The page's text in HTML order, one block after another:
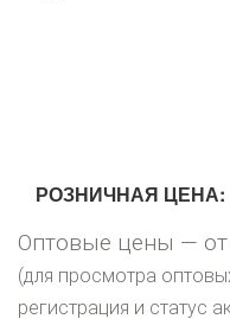
РОЗНИЧНАЯ ЦЕНА:
Оптовые цены —
(для просмотра
регистрация и статус